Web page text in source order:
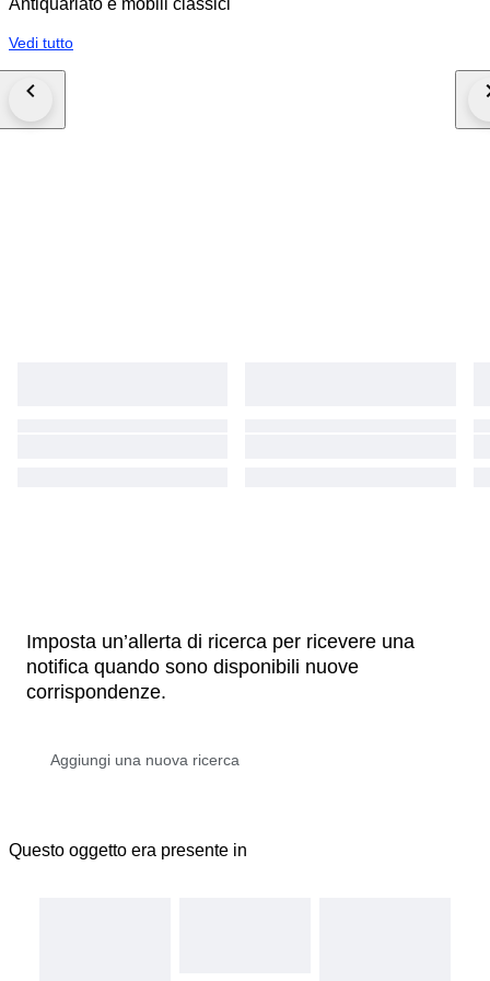
Antiquariato e mobili classici
Vedi tutto
Imposta un’allerta di ricerca per ricevere una
notifica quando sono disponibili nuove
corrispondenze.
Questo oggetto era presente in